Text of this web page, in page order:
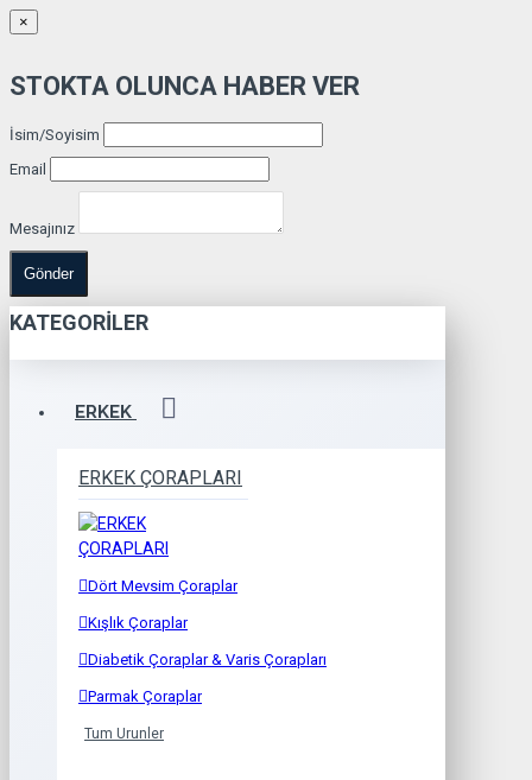
×
STOKTA OLUNCA HABER VER
İsim/Soyisim
Email
Mesajınız
Gönder
KATEGORILER
ERKEK
ERKEK ÇORAPLARI
Dört Mevsim Çoraplar
Kışlık Çoraplar
Diabetik Çoraplar & Varis Çorapları
Parmak Çoraplar
Tum Urunler